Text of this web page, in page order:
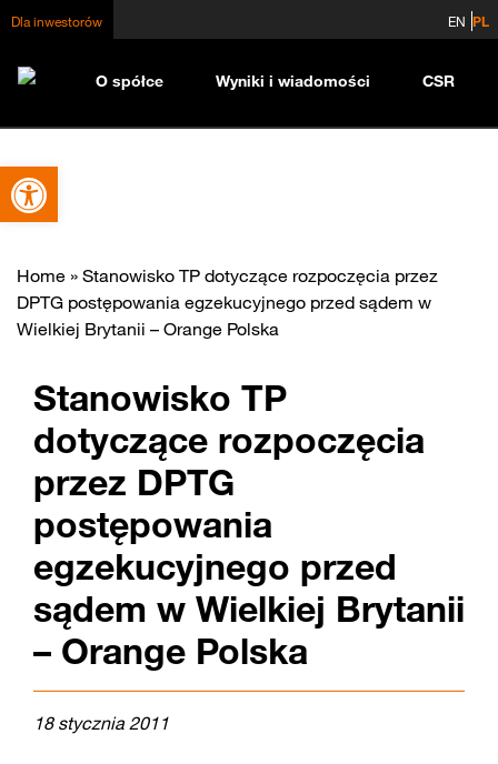
Otwórz pasek narzędzi
Dla inwestorów EN PL
O spółce Wyniki i wiadomości CSR
Home » Stanowisko TP dotyczące rozpoczęcia przez
DPTG postępowania egzekucyjnego przed sądem w
Wielkiej Brytanii – Orange Polska
Stanowisko TP
dotyczące rozpoczęcia
przez DPTG
postępowania
egzekucyjnego przed
sądem w Wielkiej Brytanii
– Orange Polska
18 stycznia 2011